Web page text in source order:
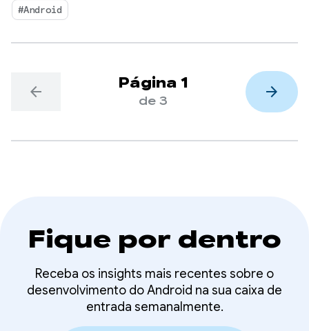
Android e o Google Play continuam
comprometidos em garantir que bilhões de
usuários possam continuar aproveitando os apps
desenvolvedores possa prosperar.
#Android
arrow_back Página 1
de 3 arrow_forward
Fique por dentro
Receba os insights mais recentes sobre o
desenvolvimento do Android na sua caixa de
entrada semanalmente.